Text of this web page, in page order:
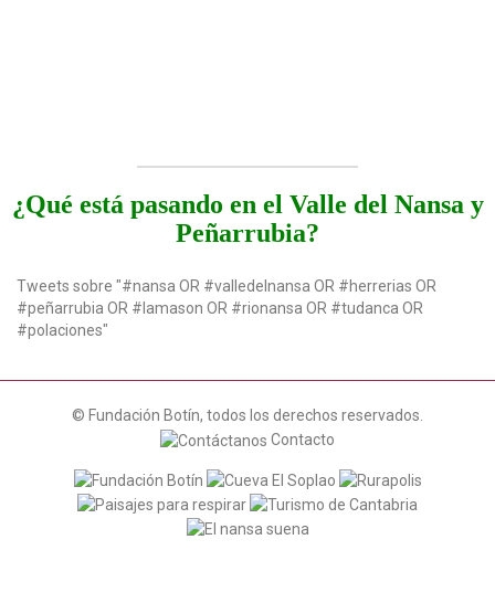
¿Qué está pasando en el Valle del Nansa y
Peñarrubia?
Tweets sobre "#nansa OR #valledelnansa OR #herrerias OR
#peñarrubia OR #lamason OR #rionansa OR #tudanca OR
#polaciones"
© Fundación Botín, todos los derechos reservados.
Contacto